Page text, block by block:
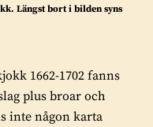
Längst bort i bilden syns
1662-1702 fanns
plus broar och
inte någon karta